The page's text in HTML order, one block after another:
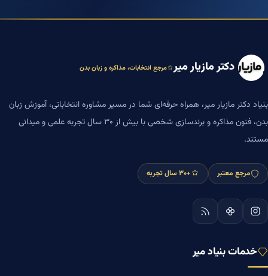
دکتر مازیار میر مرجع انتخابات، مذاکره و زبان بدن
بنیاد دکتر مازیار میر، همراه حرفه‌ای شما در مسیر مشاوره انتخاباتی، آموزش زبان
بدن، فنون مذاکره و برندسازی شخصی با بیش از ۳۰ سال تجربه علمی و میدانی
مستند.
مرجع معتبر +۳۰ سال تجربه
خدمات بنیاد میر